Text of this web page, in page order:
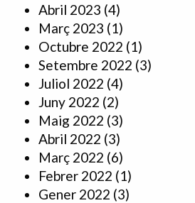
Abril 2023 (4)
Març 2023 (1)
Octubre 2022 (1)
Setembre 2022 (3)
Juliol 2022 (4)
Juny 2022 (2)
Maig 2022 (3)
Abril 2022 (3)
Març 2022 (6)
Febrer 2022 (1)
Gener 2022 (3)